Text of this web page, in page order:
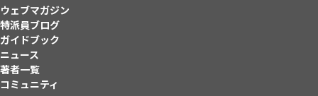
ウェブマガジン
特派員ブログ
ガイドブック
ニュース
著者一覧
コミュニティ